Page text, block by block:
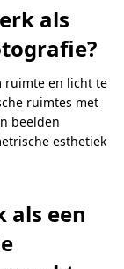
als
ruimte en licht te
ruimtes met
beelden
esthetiek
als een